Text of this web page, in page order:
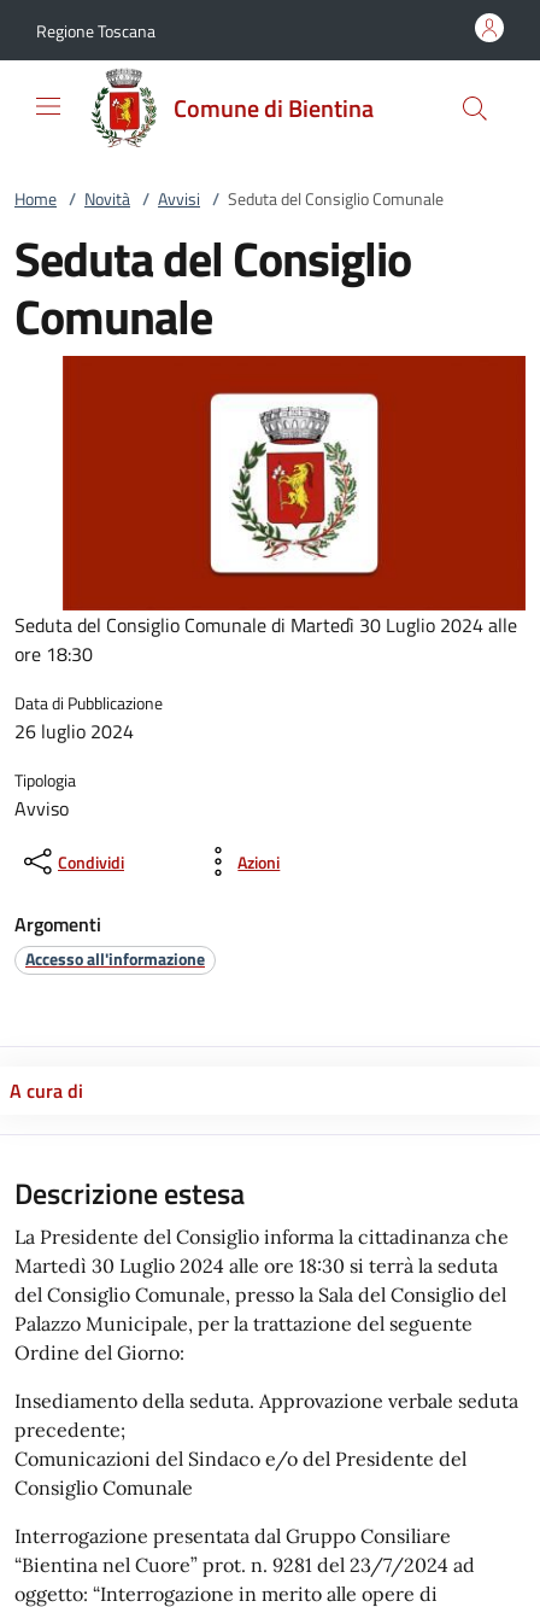
Regione Toscana
Comune di Bientina
Home / Novità / Avvisi / Seduta del Consiglio Comunale
Seduta del Consiglio
Comunale
Seduta del Consiglio Comunale di Martedì 30 Luglio 2024 alle
ore 18:30
Data di Pubblicazione
26 luglio 2024
Tipologia
Avviso
Condividi Azioni
Argomenti
Accesso all'informazione
A cura di
Descrizione estesa
La Presidente del Consiglio informa la cittadinanza che
Martedì 30 Luglio 2024 alle ore 18:30 si terrà la seduta
del Consiglio Comunale, presso la Sala del Consiglio del
Palazzo Municipale, per la trattazione del seguente
Ordine del Giorno:
Insediamento della seduta. Approvazione verbale seduta
precedente;
Comunicazioni del Sindaco e/o del Presidente del
Consiglio Comunale
Interrogazione presentata dal Gruppo Consiliare
“Bientina nel Cuore” prot. n. 9281 del 23/7/2024 ad
oggetto: “Interrogazione in merito alle opere di